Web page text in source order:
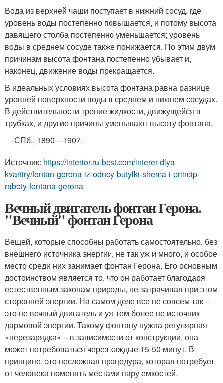
Вода из верхней чаши поступает в нижний сосуд, где
уровень воды постепенно повышается, и потому высота
давящего столба постепенно уменьшается; уровень
воды в среднем сосуде также понижается. По этим двум
причинам высота фонтана постепенно убывает и,
наконец, движение воды прекращается.
В идеальных условиях высота фонтана равна разнице
уровней поверхности воды в среднем и нижнем сосудах.
В действительности трение жидкости, движущейся в
трубках, и другие причины уменьшают высоту фонтана.
СПб., 1890—1907.
Источник: https://interior.ru-best.com/interer-dlya-
kvartiry/fontan-gerona-iz-odnoy-butylki-shema-i-princip-
raboty-fontana-gerona
Вечный двигатель фонтан Герона.
"Вечный" фонтан Герона
Вещей, которые способны работать самостоятельно, без
внешнего источника энергии, не так уж и много, и особое
место среди них занимает фонтан Герона. Его основным
достоинством является то, что он работает благодаря
естественным законам природы, не затрачивая при этом
сторонней энергии. На самом деле все не совсем так –
это не вечный двигатель и уж тем более не источник
дармовой энергии. Такому фонтану нужна регулярная
«перезарядка» – в зависимости от конструкции, она
может потребоваться через каждые 15-50 минут. В
принципе, это несложная процедура, которая потребует
от человека поменять местами пару емкостей.